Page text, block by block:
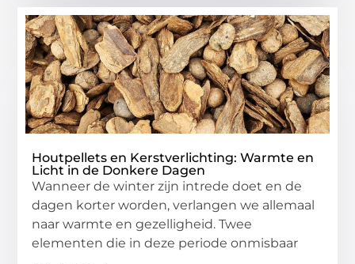
Houtpellets en Kerstverlichting: Warmte en
Licht in de Donkere Dagen
Wanneer de winter zijn intrede doet en de
dagen korter worden, verlangen we allemaal
naar warmte en gezelligheid. Twee
elementen die in deze periode onmisbaar